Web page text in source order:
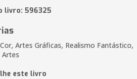
livro: 596325
Artes Gráficas, Realismo Fantástico,
Artes
este livro